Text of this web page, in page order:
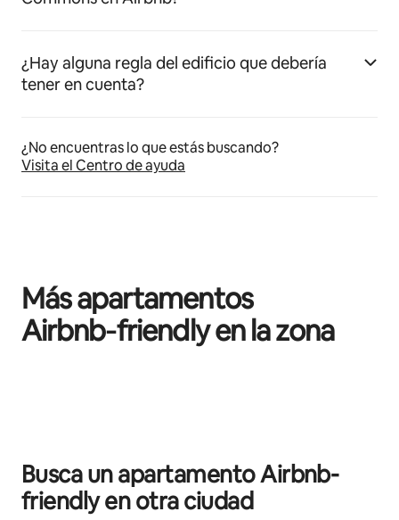
¿Hay alguna regla del edificio que debería
tener en cuenta?
¿No encuentras lo que estás buscando?
Visita el Centro de ayuda
Más apartamentos
Airbnb‑friendly en la zona
Busca un apartamento Airbnb-
friendly en otra ciudad